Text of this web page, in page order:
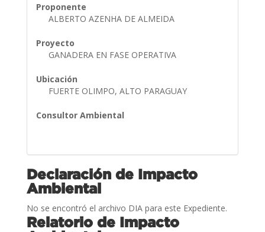
Proponente
ALBERTO AZENHA DE ALMEIDA
Proyecto
GANADERA EN FASE OPERATIVA
Ubicación
FUERTE OLIMPO, ALTO PARAGUAY
Consultor Ambiental
Declaración de Impacto
Ambiental
No se encontró el archivo DIA para este Expediente.
Relatorio de Impacto